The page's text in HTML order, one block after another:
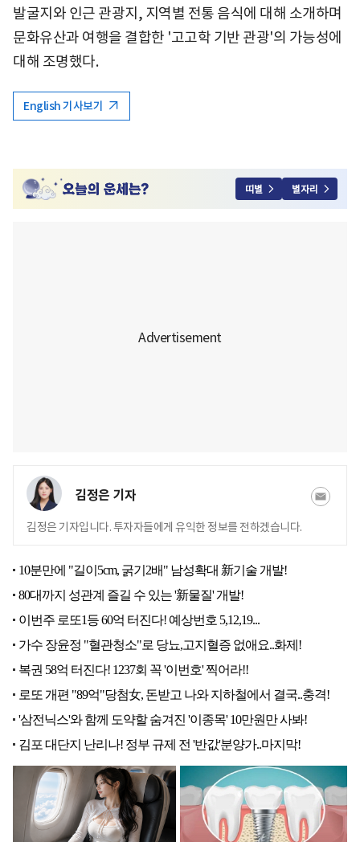
발굴지와 인근 관광지, 지역별 전통 음식에 대해 소개하며
문화유산과 여행을 결합한 '고고학 기반 관광'의 가능성에
대해 조명했다.
English 기사보기
띠별 별자리
김정은 기자
김정은 기자입니다. 투자자들에게 유익한 정보를 전하겠습니다.